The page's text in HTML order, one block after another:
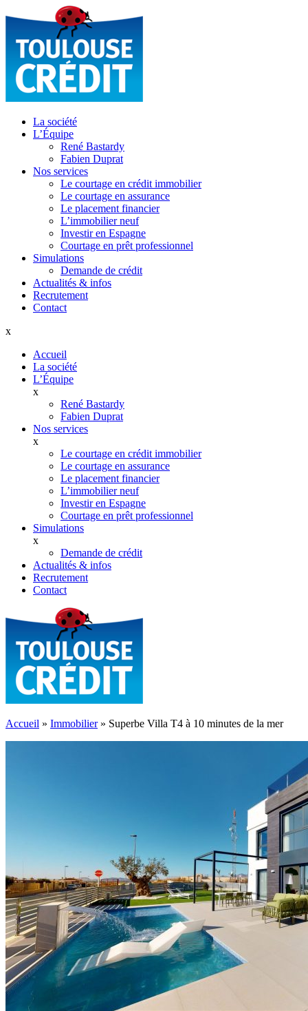
La société
L’Équipe
René Bastardy
Fabien Duprat
Nos services
Le courtage en crédit immobilier
Le courtage en assurance
Le placement financier
L’immobilier neuf
Investir en Espagne
Courtage en prêt professionnel
Simulations
Demande de crédit
Actualités & infos
Recrutement
Contact
x
Accueil
La société
L’Équipe
x
René Bastardy
Fabien Duprat
Nos services
x
Le courtage en crédit immobilier
Le courtage en assurance
Le placement financier
L’immobilier neuf
Investir en Espagne
Courtage en prêt professionnel
Simulations
x
Demande de crédit
Actualités & infos
Recrutement
Contact
Accueil » Immobilier» Superbe Villa T4 à 10 minutes de la mer